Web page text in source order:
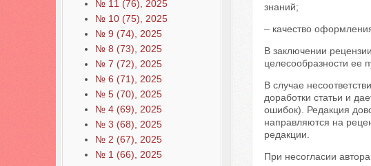
№ 11 (76), 2025
№ 10 (75), 2025
№ 9 (74), 2025
№ 8 (73), 2025
№ 7 (72), 2025
№ 6 (71), 2025
№ 5 (70), 2025
№ 4 (69), 2025
№ 3 (68), 2025
№ 2 (67), 2025
№ 1 (66), 2025
знаний;
– качество
В заключении
целесообразности ее
В случае
доработки статьи и
ошибок). Редакция
направляются на
редакции.
При несогласии